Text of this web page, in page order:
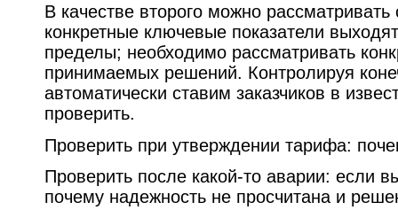
В качестве второго можно рассматривать
конкретные ключевые показатели
пределы; необходимо рассматривать
принимаемых решений. Контролируя
автоматически ставим заказчиков в
проверить.
Проверить при утверждении тарифа:
Проверить после какой-то аварии: если
почему надежность не просчитана и